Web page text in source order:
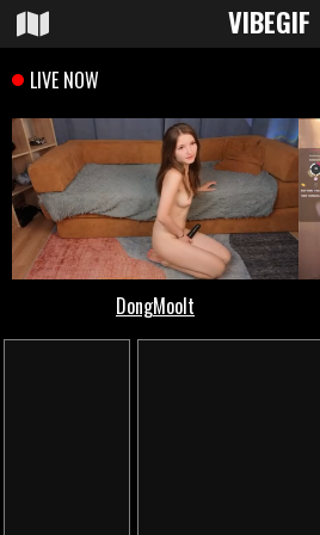
VIBEGIF